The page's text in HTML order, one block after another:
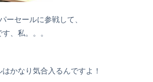
ーセールに参戦して、
、私。。。
かなり気合入るんですよ！